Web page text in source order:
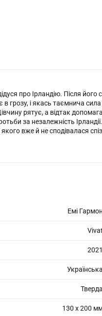
про Ірландію. Після
грозу, і якась таємнича сила
рятує, а відтак
за незалежність
вже й не сподівалася
Емі Гармон
Vivat
2021
Українська
Тверда
130 х 200